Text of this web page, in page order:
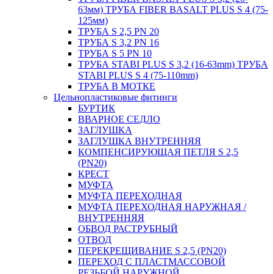
63мм) ТРУБА FIBER BASALT PLUS S 4 (75-
125мм)
ТРУБА S 2,5 PN 20
ТРУБА S 3,2 PN 16
ТРУБА S 5 PN 10
ТРУБА STABI PLUS S 3,2 (16-63mm) ТРУБА
STABI PLUS S 4 (75-110mm)
ТРУБА В МОТКЕ
Цельнопластиковые фитинги
БУРТИК
ВВАРНОЕ СЕДЛО
ЗАГЛУШКА
ЗАГЛУШКА ВНУТРЕННЯЯ
КОМПЕНСИРУЮЩАЯ ПЕТЛЯ S 2,5
(PN20)
КРЕСТ
МУФТА
МУФТА ПЕРЕХОДНАЯ
МУФТА ПЕРЕХОДНАЯ НАРУЖНАЯ /
ВНУТРЕННЯЯ
ОБВОД РАСТРУБНЫЙ
ОТВОД
ПЕРЕКРЕЩИВАНИЕ S 2,5 (PN20)
ПЕРЕХОД С ПЛАСТМАССОВОЙ